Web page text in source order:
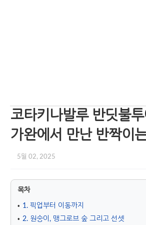
코타키나발루 반딧불
가완에서 만난 반짝이
5월 02, 2025
목차
1. 픽업부터 이동까지
2. 원숭이, 맹그로브 숲 그리고 선셋